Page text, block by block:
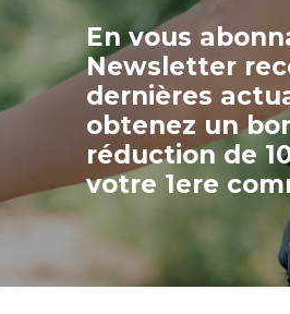
En vous
Newsletter
dernières
obtenez un
réduction de
votre 1ere